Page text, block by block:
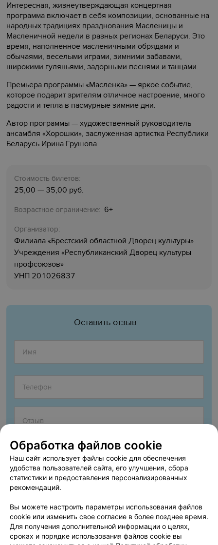
Интересная, жизнеутверждающая концертная
программа включает в себя композиции, основанные на
народных традициях празднования Масленицы и
Масленичной недели в разных регионах Беларуси. Это
время, наполненное масленичными обрядами и
обычаями, веселыми играми, зимними забавами,
широкими гуляньями, задорными песнями и танцами.
Премьера программы «Масленка» — яркое событие,
которое подарит зрителям отличное настроение, много
радости и тепла в пасмурные зимние дни.
Автор программы — художественный руководитель
ансамбля «Хорошки», заслуженная артистка Республики
Беларусь Ирина Грушова.
Стоимость билетов:
25,00 — 35,00 руб.
Возрастное ограничение: 6+
Организатор:
Филиала «‎Брестский областной Дворец культуры»
Учреждения «‎Республиканский Дворец культуры
профсоюзов»
УНП 201026837
Оставить отзыв
Согласен опубликовать отзыв. Подробнее об
прав
Обработка файлов cookie
Наш сайт использует файлы cookie для обеспечения
удобства пользователей сайта, его улучшения, сбора
статистики и предоставления персонализированных
рекомендаций.
Вы можете настроить параметры использования файлов
cookie или изменить свое согласие в более позднее время.
Для получения дополнительной информации о целях,
сроках и порядке использования файлов cookie вы